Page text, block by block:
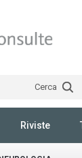
Cerca
Riviste